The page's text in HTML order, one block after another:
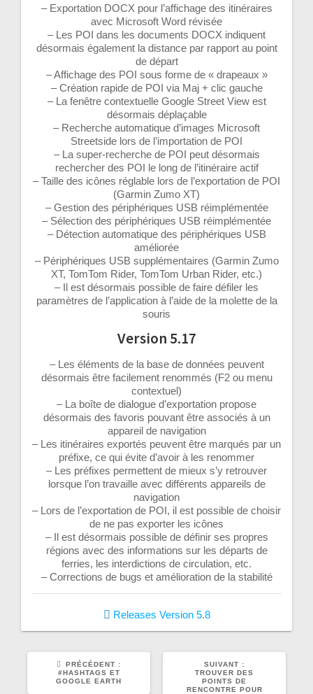
– Exportation DOCX pour l’affichage des itinéraires
avec Microsoft Word révisée
– Les POI dans les documents DOCX indiquent
désormais également la distance par rapport au point
de départ
– Affichage des POI sous forme de « drapeaux »
– Création rapide de POI via Maj + clic gauche
– La fenêtre contextuelle Google Street View est
désormais déplaçable
– Recherche automatique d’images Microsoft
Streetside lors de l’importation de POI
– La super-recherche de POI peut désormais
rechercher des POI le long de l’itinéraire actif
– Taille des icônes réglable lors de l’exportation de POI
(Garmin Zumo XT)
– Gestion des périphériques USB réimplémentée
– Sélection des périphériques USB réimplémentée
– Détection automatique des périphériques USB
améliorée
– Périphériques USB supplémentaires (Garmin Zumo
XT, TomTom Rider, TomTom Urban Rider, etc.)
– Il est désormais possible de faire défiler les
paramètres de l’application à l’aide de la molette de la
souris
Version 5.17
– Les éléments de la base de données peuvent
désormais être facilement renommés (F2 ou menu
contextuel)
– La boîte de dialogue d’exportation propose
désormais des favoris pouvant être associés à un
appareil de navigation
– Les itinéraires exportés peuvent être marqués par un
préfixe, ce qui évite d’avoir à les renommer
– Les préfixes permettent de mieux s’y retrouver
lorsque l’on travaille avec différents appareils de
navigation
– Lors de l’exportation de POI, il est possible de choisir
de ne pas exporter les icônes
– Il est désormais possible de définir ses propres
régions avec des informations sur les départs de
ferries, les interdictions de circulation, etc.
– Corrections de bugs et amélioration de la stabilité
Releases Version 5.8
PRÉCÉDENT :
:
#HASHTAGS ET
GOOGLE EARTH
SUIVANT :
SUIVANT
:
TROUVER DES
POINTS DE
RENCONTRE POUR